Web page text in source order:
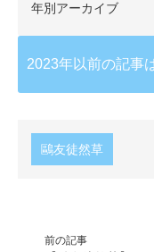
年別アーカイブ
2023年以前の記事
鷗友徒然草
前の記事